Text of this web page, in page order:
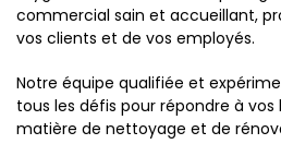
commercial sain et accueillant,
vos clients et de vos employés.
Notre équipe qualifiée et
tous les défis pour répondre à
matière de nettoyage et de